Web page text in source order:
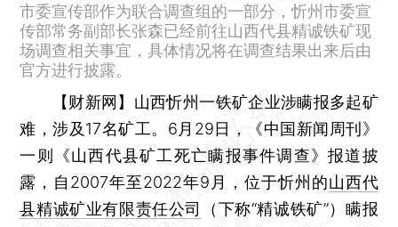
市委宣传部作为联合调查组的一部分，忻州市委宣
传部常务副部长张森已经前往山西代县精诚铁矿现
场调查相关事宜，具体情况将在调查结果出来后由
官方进行披露。
【财新网】 山西忻州一铁矿企业涉瞒报多起矿
难，涉及17名矿工。6月29日，《中国新闻周刊》
一则《山西代县矿工死亡瞒报事件调查》报道披
露，自2007年至2022年9月，位于忻州的山西代
县精诚矿业有限责任公司
（下称“精诚铁矿”）瞒报